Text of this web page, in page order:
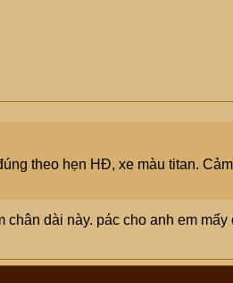
theo hẹn HĐ, xe màu titan.
dài này. pác cho anh em